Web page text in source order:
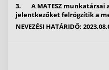
3. A MATESZ munkatársai
jelentkezőket felrögzítik a
NEVEZÉSI HATÁRIDŐ: